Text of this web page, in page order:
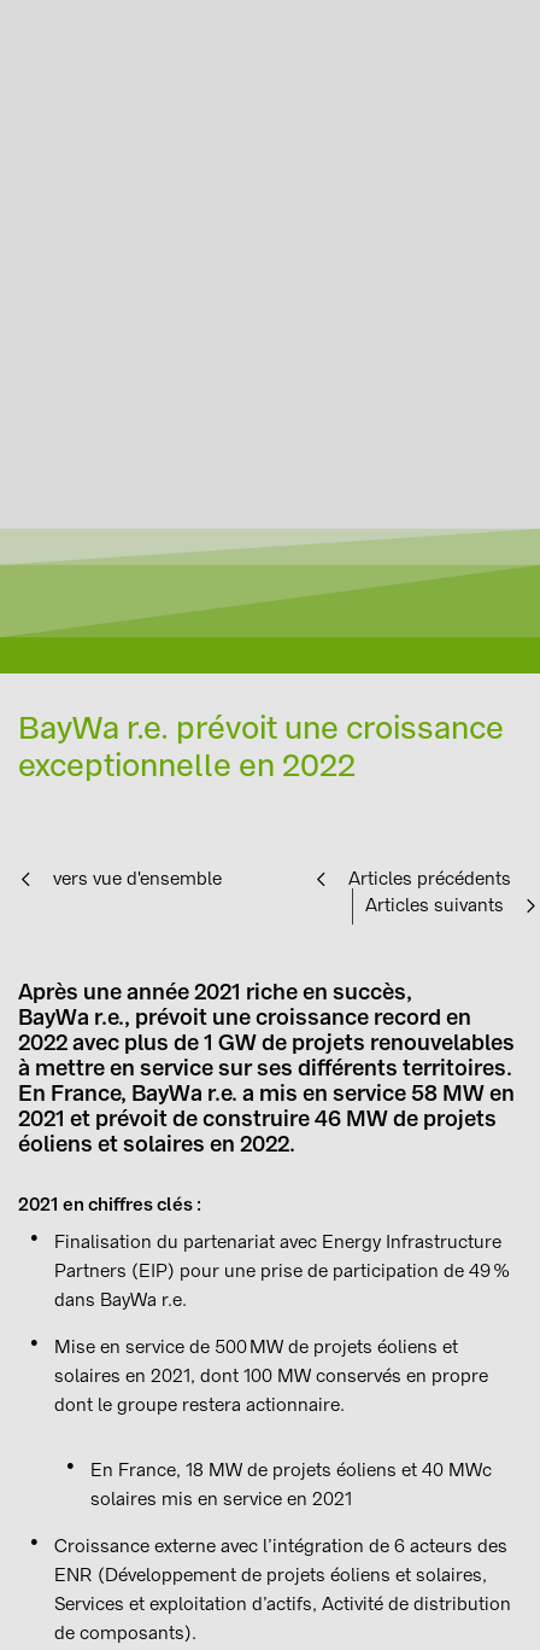
BayWa r.e. prévoit une croissance
exceptionnelle en 2022
vers vue d'ensemble
Articles précédents
Articles suivants
Après une année 2021 riche en succès,
BayWa r.e., prévoit une croissance record en
2022 avec plus de 1 GW de projets renouvelables
à mettre en service sur ses différents territoires.
En France, BayWa r.e. a mis en service 58 MW en
2021 et prévoit de construire 46 MW de projets
éoliens et solaires en 2022.
2021 en chiffres clés :
Finalisation du partenariat avec Energy Infrastructure
Partners (EIP) pour une prise de participation de 49 %
dans BayWa r.e.
Mise en service de 500 MW de projets éoliens et
solaires en 2021, dont 100 MW conservés en propre
dont le groupe restera actionnaire.
En France, 18 MW de projets éoliens et 40 MWc
solaires mis en service en 2021
Croissance externe avec l’intégration de 6 acteurs des
ENR (Développement de projets éoliens et solaires,
Services et exploitation d’actifs, Activité de distribution
de composants).